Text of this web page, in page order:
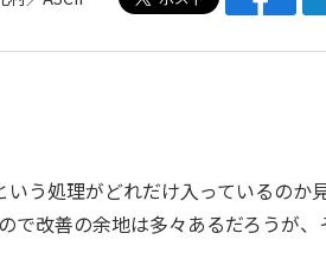
う処理がどれだけ入っているのか
で改善の余地は多々あるだろうが、